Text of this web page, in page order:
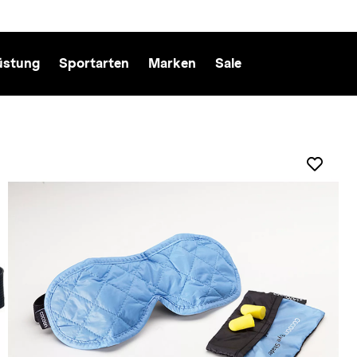
Sportarten Marken Sale